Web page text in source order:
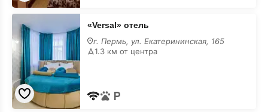
«Versal»
отель
с
завтраком
«Versal» отель
г. Пермь, ул. Екатерининская, 165
1.3 км от центра